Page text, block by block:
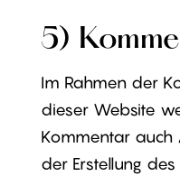
5)
Im Rahmen der
dieser Website
Kommentar auch
der Erstellung